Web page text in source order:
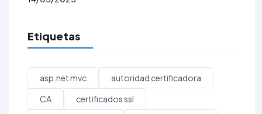
Etiquetas
asp.net mvc
autoridad certificadora
CA
certificados ssl